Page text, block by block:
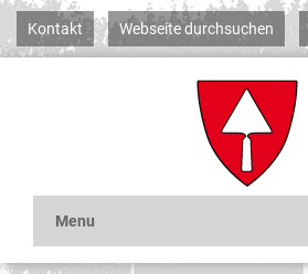
Kontakt Webseite durchsuchen